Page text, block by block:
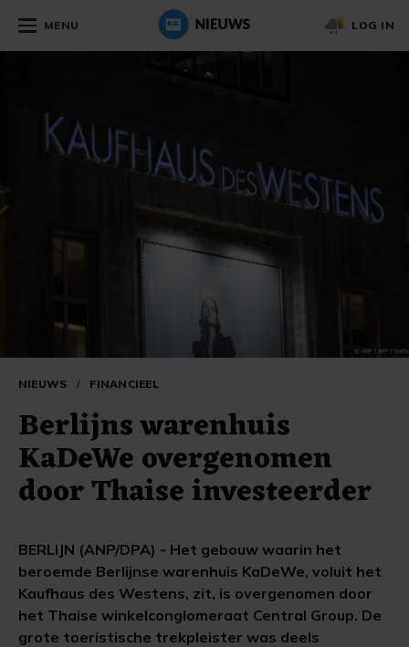
MENU LOG IN
NIEUWS / FINANCIEEL
Berlijns warenhuis
KaDeWe overgenomen
door Thaise investeerder
BERLIJN (ANP/DPA) - Het gebouw waarin het
beroemde Berlijnse warenhuis KaDeWe, voluit het
Kaufhaus des Westens, zit, is overgenomen door
het Thaise winkelconglomeraat Central Group. De
grote toeristische trekpleister was deels